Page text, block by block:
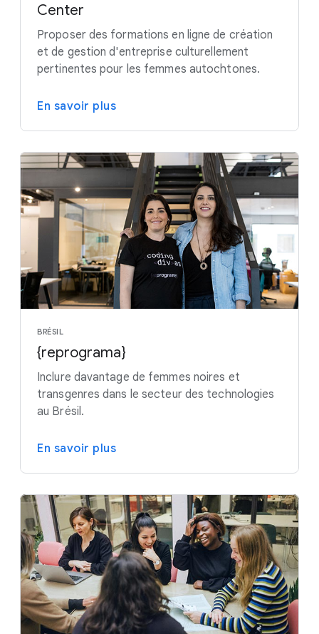
Center
Proposer des formations en ligne de création
et de gestion d'entreprise culturellement
pertinentes pour les femmes autochtones.
En savoir plus
BRÉSIL
{reprograma}
Inclure davantage de femmes noires et
transgenres dans le secteur des technologies
au Brésil.
En savoir plus